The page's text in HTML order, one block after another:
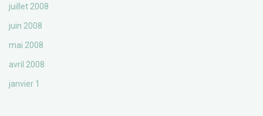
juillet 2008
juin 2008
mai 2008
avril 2008
janvier 1